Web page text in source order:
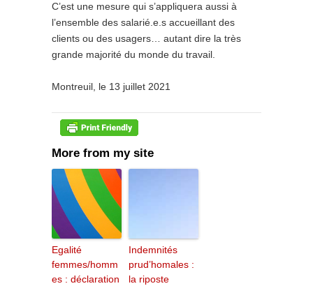
C’est une mesure qui s’appliquera aussi à
l’ensemble des salarié.e.s accueillant des
clients ou des usagers… autant dire la très
grande majorité du monde du travail.
Montreuil, le 13 juillet 2021
More from my site
Egalité
femmes/homm
es : déclaration
Indemnités
prud’homales :
la riposte